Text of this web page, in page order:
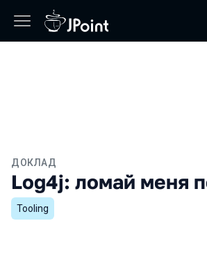
ДОКЛАД
Log4j: ломай меня
Tooling